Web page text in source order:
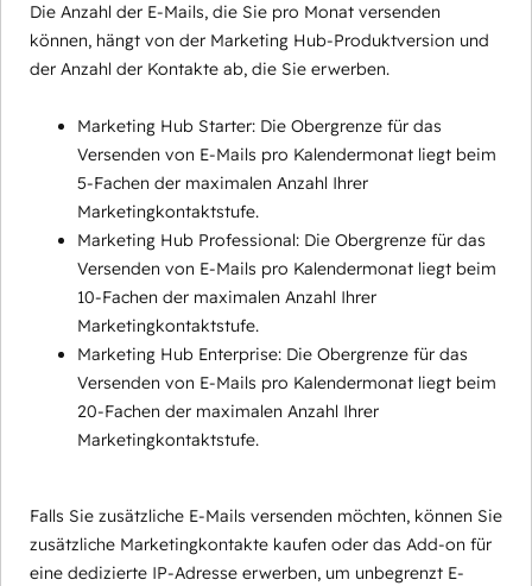
Die Anzahl der E-Mails, die Sie pro Monat versenden
können, hängt von der Marketing Hub-Produktversion und
der Anzahl der Kontakte ab, die Sie erwerben.
Marketing Hub Starter: Die Obergrenze für das
Versenden von E-Mails pro Kalendermonat liegt beim
5-Fachen der maximalen Anzahl Ihrer
Marketingkontaktstufe.
Marketing Hub Professional: Die Obergrenze für das
Versenden von E-Mails pro Kalendermonat liegt beim
10-Fachen der maximalen Anzahl Ihrer
Marketingkontaktstufe.
Marketing Hub Enterprise: Die Obergrenze für das
Versenden von E-Mails pro Kalendermonat liegt beim
20-Fachen der maximalen Anzahl Ihrer
Marketingkontaktstufe.
Falls Sie zusätzliche E-Mails versenden möchten, können Sie
zusätzliche Marketingkontakte kaufen oder das Add-on für
eine dedizierte IP-Adresse erwerben, um unbegrenzt E-